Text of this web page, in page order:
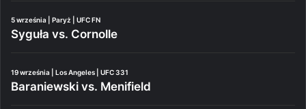
5 września | Paryż | UFC FN
Syguła vs. Cornolle
19 września | Los Angeles | UFC 331
Baraniewski vs. Menifield